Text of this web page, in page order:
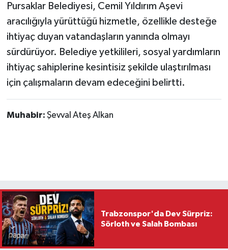
Pursaklar Belediyesi, Cemil Yıldırım Aşevi
aracılığıyla yürüttüğü hizmetle, özellikle desteğe
ihtiyaç duyan vatandaşların yanında olmayı
sürdürüyor. Belediye yetkilileri, sosyal yardımların
ihtiyaç sahiplerine kesintisiz şekilde ulaştırılması
için çalışmaların devam edeceğini belirtti.
Muhabir: Şevval Ateş Alkan
Trabzonspor'da Dev Sürpriz:
Sörloth ve Salah Bombası